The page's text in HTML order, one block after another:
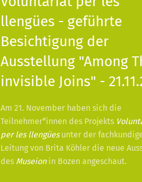
llengües - geführte
Besichtigung der
Ausstellung "Among
invisible Joins" -
Am 21. November haben sich die
Teilnehmer*innen des Projekts
per les llengüesunter der
Leitung von Brita Köhler die neue
des Museionin Bozen angeschaut.